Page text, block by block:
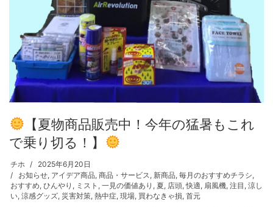
【夏物商品販売中！今年の猛暑もこれ
で乗り切る！】
チホ
2025年6月20日
お知らせ, アイデア商品, 商品・サービス , 新商品, 毎月のおすすめチラシ,
おすすめ, ひんやり , ミスト , 一見の価値あり , 夏, 店頭,快適, 扇風機, 注目 , 涼し
い, 涼感グッズ, 災害対策, 熱中症, 現場, 買わなきゃ損, 首元